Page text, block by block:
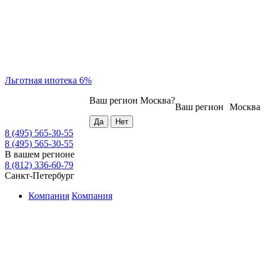
Льготная ипотека 6%
Москва
Ваш регион
Ваш регион Москва?
8 (495) 565-30-55
8 (495) 565-30-55
В вашем регионе
8 (812) 336-60-79
Санкт-Петербург
Компания Компания